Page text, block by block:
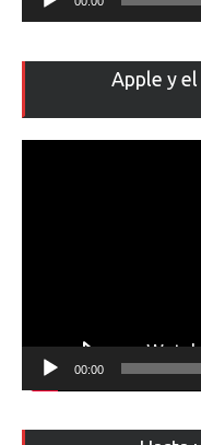
Apple y
00:00